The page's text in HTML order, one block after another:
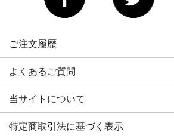
ご注文履歴
よくあるご質問
当サイトについて
特定商取引法に基づく表示